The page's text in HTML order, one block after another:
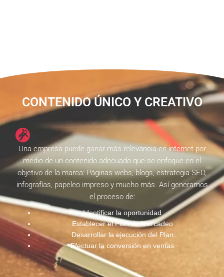
CONTENIDO ÚNICO Y CREATIVO
Una empresa puede ganar más relevancia en internet por
medio de un contenido adecuado que se enfoque en el
objetivo de la marca: Páginas webs, blogs, estrategia SEO,
infografías, papeleo impreso y mucho más. Así generamos
el proceso de:
Identificar la oportunidad
Establecer el Plan de Mercadeo
Desarrollar la ejecución del Plan
Efectuar la conversión en ventas